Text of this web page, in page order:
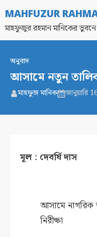
MAHFUZUR
মাহফুজুর রহমান মানিকের ভুবনে
অনুবাদ
আসামে নতুন
মাহফুজ মানিক জানুয়ারি
মূল : দেবর্ষি দাস
আসামে নাগরিক
নিরীক্ষা